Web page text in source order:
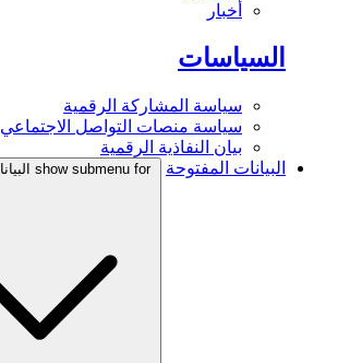
أخبار
السياسات
سياسة المشاركة الرقمية
سياسة منصات التواصل الاجتماعي
بيان النفاذية الرقمية
البيانات المفتوحة
show submenu for البيانات المفتوحة